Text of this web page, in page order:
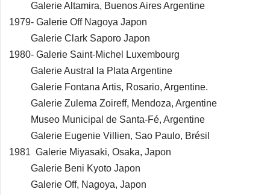
Galerie Altamira, Buenos Aires Argentine
1979- Galerie Off Nagoya Japon
Galerie Clark Saporo Japon
1980- Galerie Saint-Michel Luxembourg
Galerie Austral la Plata Argentine
Galerie Fontana Artis, Rosario, Argentine.
Galerie Zulema Zoireff, Mendoza, Argentine
Museo Municipal de Santa-Fé, Argentine
Galerie Eugenie Villien, Sao Paulo, Brésil
1981 Galerie Miyasaki, Osaka, Japon
Galerie Beni Kyoto Japon
Galerie Off, Nagoya, Japon